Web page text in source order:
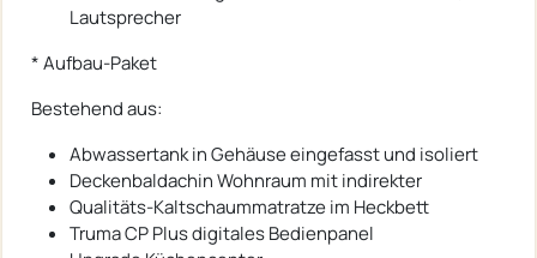
Lautsprecher
* Aufbau-Paket
Bestehend aus:
Abwassertank in Gehäuse eingefasst und isoliert
Deckenbaldachin Wohnraum mit indirekter
Qualitäts-Kaltschaummatratze im Heckbett
Truma CP Plus digitales Bedienpanel